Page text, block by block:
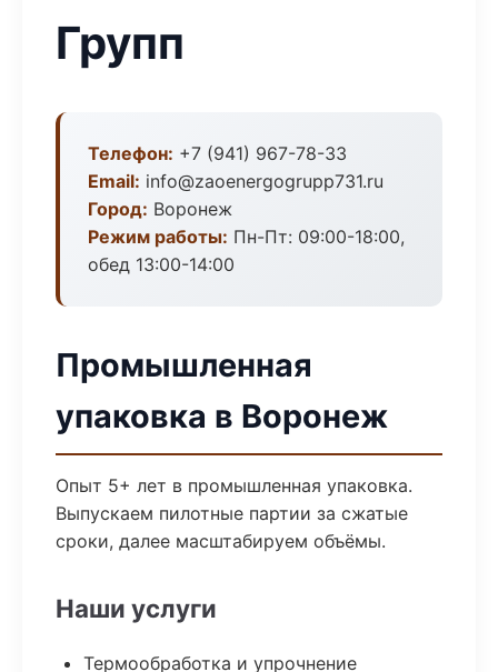
Групп
Телефон: +7 (941) 967-78-33
Email: info@zaoenergogrupp731.ru
Город: Воронеж
Режим работы: Пн-Пт: 09:00-18:00,
обед 13:00-14:00
Промышленная
упаковка в Воронеж
Опыт 5+ лет в промышленная упаковка.
Выпускаем пилотные партии за сжатые
сроки, далее масштабируем объёмы.
Наши услуги
Термообработка и упрочнение